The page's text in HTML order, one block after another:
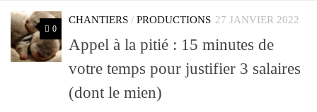
0
CHANTIERS / PRODUCTIONS 27 JANVIER 2022
Appel à la pitié : 15 minutes de
votre temps pour justifier 3 salaires
(dont le mien)